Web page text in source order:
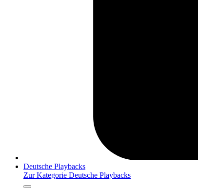
Deutsche Playbacks
Zur Kategorie Deutsche Playbacks